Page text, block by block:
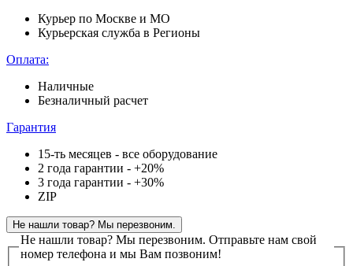
Курьер по Москве и МО
Курьерская служба в Регионы
Оплата:
Наличные
Безналичный расчет
Гарантия
15-ть месяцев - все оборудование
2 года гарантии - +20%
3 года гарантии - +30%
ZIP
Не нашли товар? Мы перезвоним.
Не нашли товар? Мы перезвоним. Отправьте нам свой
номер телефона и мы Вам позвоним!